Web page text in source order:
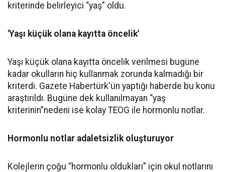
kriterinde belirleyici “yaş” oldu.
'Yaşı küçük olana kayıtta öncelik'
Yaşı küçük olana kayıtta öncelik verilmesi bugüne
kadar okulların hiç kullanmak zorunda kalmadığı bir
kriterdi. Gazete Habertürk'ün yaptığı haberde bu konu
araştırıldı. Bugüne dek kullanılmayan “yaş
kriterinin”nedeni ise kolay TEOG ile hormonlu notlar.
Hormonlu notlar adaletsizlik oluşturuyor
Kolejlerin çoğu “hormonlu oldukları” için okul notlarını